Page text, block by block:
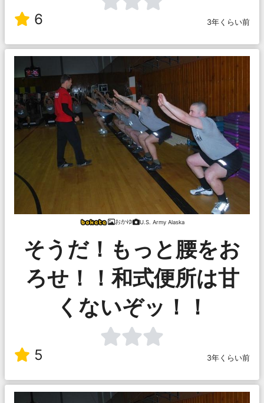
6 3年くらい前
おかゆ U.S. Army Alaska
そうだ！もっと腰をお
ろせ！！和式便所は甘
くないぞッ！！
5 3年くらい前